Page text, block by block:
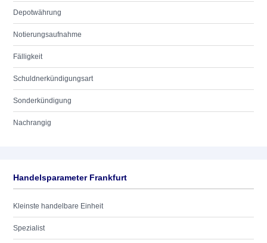
Depotwährung
Notierungsaufnahme
Fälligkeit
Schuldnerkündigungsart
Sonderkündigung
Nachrangig
Handelsparameter Frankfurt
Kleinste handelbare Einheit
Spezialist